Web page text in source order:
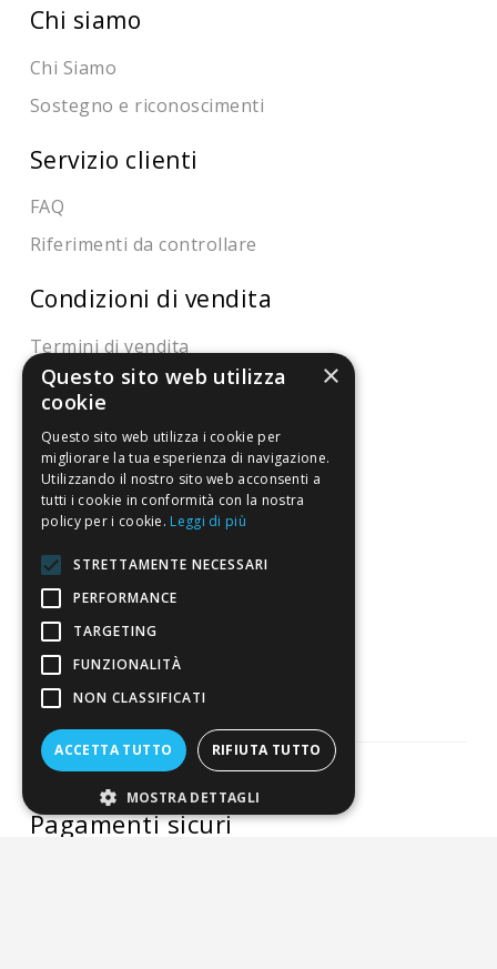
Chi siamo
Chi Siamo
Sostegno e riconoscimenti
Servizio clienti
FAQ
Riferimenti da controllare
Condizioni di vendita
Termini di vendita
Spedizione
Resi
4,7/5
Eccellente
3.821
Recensioni
Pagamenti sicuri
×
Questo sito web utilizza
cookie
Questo sito web utilizza i cookie per
migliorare la tua esperienza di navigazione.
Utilizzando il nostro sito web acconsenti a
tutti i cookie in conformità con la nostra
policy per i cookie. Leggi di più
STRETTAMENTE NECESSARI
PERFORMANCE
TARGETING
FUNZIONALITÀ
NON CLASSIFICATI
ACCETTA TUTTO RIFIUTA TUTTO
MOSTRA DETTAGLI